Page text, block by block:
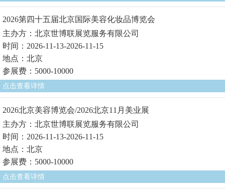
2026第四十五届北京国际美容化妆品博览会
主办方：北京世博联展览服务有限公司
时间：2026-11-13-2026-11-15
地点：北京
参展费：5000-10000
点击查看详情
2026北京美容博览会/2026北京11月美业展
主办方：北京世博联展览服务有限公司
时间：2026-11-13-2026-11-15
地点：北京
参展费：5000-10000
点击查看详情